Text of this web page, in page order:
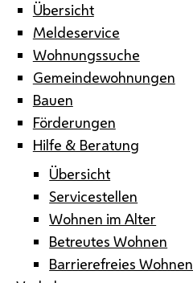
Übersicht
Meldeservice
Wohnungssuche
Gemeindewohnungen
Bauen
Förderungen
Hilfe & Beratung
Übersicht
Servicestellen
Wohnen im Alter
Betreutes Wohnen
Barrierefreies Wohnen